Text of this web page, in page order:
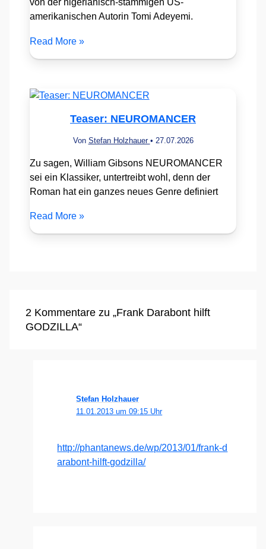
von der nigerianisch-stämmigen US-
amerikanischen Autorin Tomi Adeyemi.
Read More »
Teaser: NEUROMANCER
Von Stefan Holzhauer • 27.07.2026
Zu sagen, William Gibsons NEUROMANCER
sei ein Klassiker, untertreibt wohl, denn der
Roman hat ein ganzes neues Genre definiert
Read More »
2 Kommentare zu „Frank Darabont hilft
GODZILLA“
Stefan Holzhauer
11.01.2013 um 09:15 Uhr
http://​phan​ta​news​.de/​w​p​/​2​0​1​3​/​0​1​/​f​r​a​n​k​-​d​
a​r​a​b​o​n​t​-​h​i​l​f​t​-​g​o​d​z​i​l​la/